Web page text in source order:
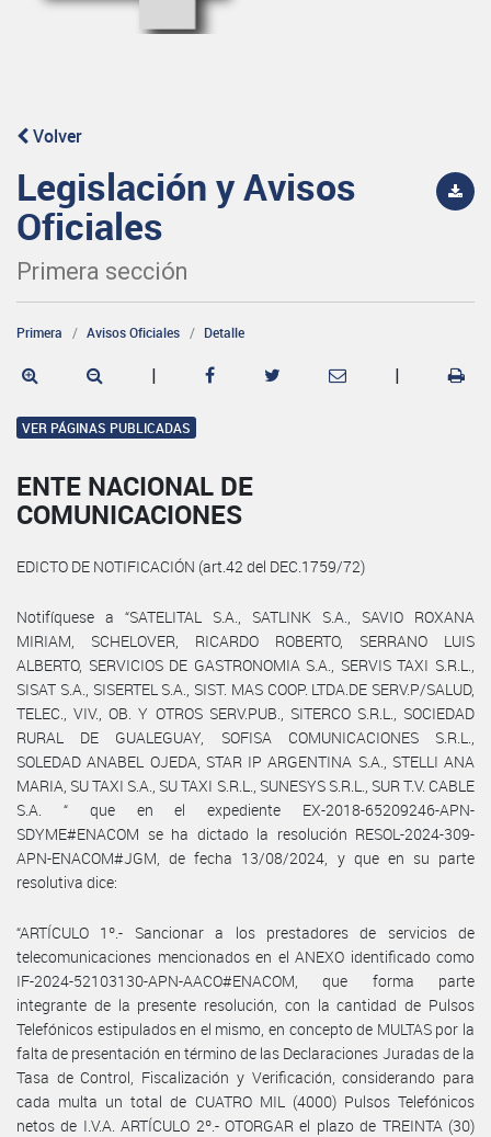
Volver
Legislación y Avisos
Oficiales
Primera sección
Primera Avisos Oficiales Detalle
| |
VER PÁGINAS PUBLICADAS
ENTE NACIONAL DE
COMUNICACIONES
EDICTO DE NOTIFICACIÓN (art.42 del DEC.1759/72)
Notifíquese a “SATELITAL S.A., SATLINK S.A., SAVIO ROXANA
MIRIAM, SCHELOVER, RICARDO ROBERTO, SERRANO LUIS
ALBERTO, SERVICIOS DE GASTRONOMIA S.A., SERVIS TAXI S.R.L.,
SISAT S.A., SISERTEL S.A., SIST. MAS COOP. LTDA.DE SERV.P/SALUD,
TELEC., VIV., OB. Y OTROS SERV.PUB., SITERCO S.R.L., SOCIEDAD
RURAL DE GUALEGUAY, SOFISA COMUNICACIONES S.R.L.,
SOLEDAD ANABEL OJEDA, STAR IP ARGENTINA S.A., STELLI ANA
MARIA, SU TAXI S.A., SU TAXI S.R.L., SUNESYS S.R.L., SUR T.V. CABLE
S.A. “ que en el expediente EX-2018-65209246-APN-
SDYME#ENACOM se ha dictado la resolución RESOL-2024-309-
APN-ENACOM#JGM, de fecha 13/08/2024, y que en su parte
resolutiva dice:
“ARTÍCULO 1º.- Sancionar a los prestadores de servicios de
telecomunicaciones mencionados en el ANEXO identificado como
IF-2024-52103130-APN-AACO#ENACOM, que forma parte
integrante de la presente resolución, con la cantidad de Pulsos
Telefónicos estipulados en el mismo, en concepto de MULTAS por la
falta de presentación en término de las Declaraciones Juradas de la
Tasa de Control, Fiscalización y Verificación, considerando para
cada multa un total de CUATRO MIL (4000) Pulsos Telefónicos
netos de I.V.A. ARTÍCULO 2º.- OTORGAR el plazo de TREINTA (30)